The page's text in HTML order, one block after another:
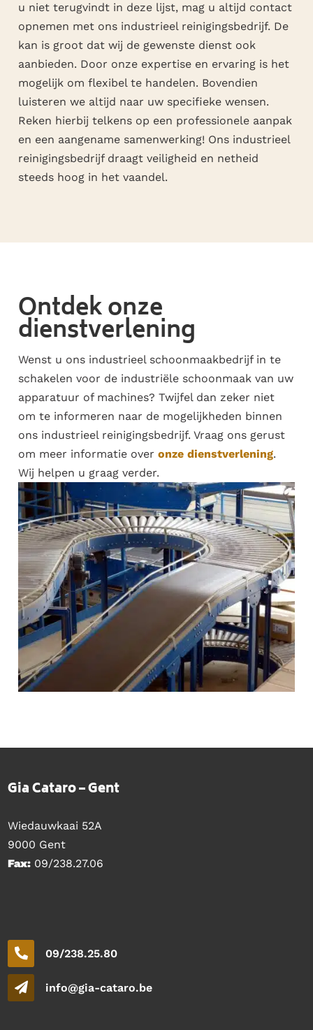
u niet terugvindt in deze lijst, mag u altijd contact
opnemen met ons industrieel reinigingsbedrijf. De
kan is groot dat wij de gewenste dienst ook
aanbieden. Door onze expertise en ervaring is het
mogelijk om flexibel te handelen. Bovendien
luisteren we altijd naar uw specifieke wensen.
Reken hierbij telkens op een professionele aanpak
en een aangename samenwerking! Ons industrieel
reinigingsbedrijf draagt veiligheid en netheid
steeds hoog in het vaandel.
Ontdek onze
dienstverlening
Wenst u ons industrieel schoonmaakbedrijf in te
schakelen voor de industriële schoonmaak van uw
apparatuur of machines? Twijfel dan zeker niet
om te informeren naar de mogelijkheden binnen
ons industrieel reinigingsbedrijf. Vraag ons gerust
om meer informatie overonze dienstverlening.
Wij helpen u graag verder.
Gia Cataro – Gent
Wiedauwkaai 52A
9000 Gent
Fax: 09/238.27.06
09/238.25.80
info@gia-cataro.be